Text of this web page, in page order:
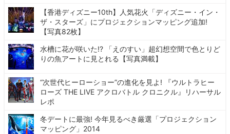
【香港ディズニー10th】人気花火「ディズニー・イン・
ザ・スターズ」にプロジェクションマッピング追加!
【写真82枚】
水槽に花が咲いた!? 「えのすい」超幻想空間で色とりど
りの魚アートに見とれる【写真満載】
“次世代ヒーローショー”の進化を見よ! 『ウルトラヒー
ローズ THE LIVE アクロバトル クロニクル』リハーサル
レポ
冬デートに最強! 今年見るべき厳選「プロジェクション
マッピング」2014